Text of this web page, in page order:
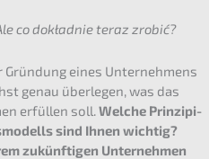
co dokład­nie teraz zrobić?
eines Unter­neh­mens
genau überle­gen, was das
erfül­len soll.Welche Prinzi­pi­
sind Ihnen wichtig?
zukünf­ti­gen Unter­neh­men